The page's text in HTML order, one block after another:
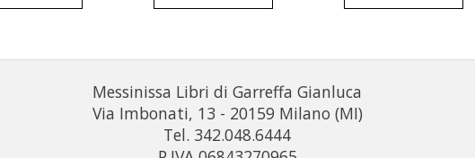
Messinissa Libri di Garreffa Gianluca
Via Imbonati, 13 - 20159 Milano (MI)
Tel. 342.048.6444